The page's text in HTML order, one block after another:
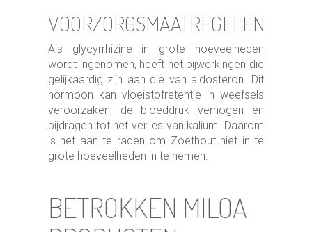
VOORZORGSMAATREGELEN
Als glycyrrhizine in grote hoeveelheden
wordt ingenomen, heeft het bijwerkingen die
gelijkaardig zijn aan die van aldosteron. Dit
hormoon kan vloeistofretentie in weefsels
veroorzaken, de bloeddruk verhogen en
bijdragen tot het verlies van kalium. Daarom
is het aan te raden om Zoethout niet in te
grote hoeveelheden in te nemen.
BETROKKEN MILOA